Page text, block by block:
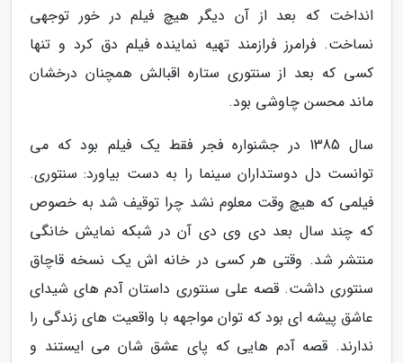
انداخت که بعد از آن دیگر هیچ فیلم در خور توجهی
نساخت. فرامرز فرازمند تهیه نماینده فیلم دق کرد و تنها
کسی که بعد از سنتوری ستاره اقبالش همچنان درخشان
ماند محسن چاوشی بود.
سال 1385 در جشنواره فجر فقط یک فیلم بود که می
توانست دل دوستداران سینما را به دست بیاورد: سنتوری.
فیلمی که هیچ وقت معلوم نشد چرا توقیف شد به خصوص
که چند سال بعد دی وی دی آن در شبکه نمایش خانگی
منتشر شد. وقتی هر کسی در خانه اش یک نسخه قاچاق
سنتوری داشت. قصه علی سنتوری داستان آدم های شیدای
عاشق پیشه ای بود که توان مواجهه با واقعیت های زندگی را
ندارند. قصه آدم هایی که پای عشق شان می ایستند و